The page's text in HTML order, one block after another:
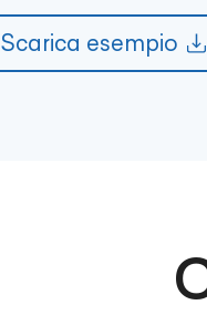
Scarica esempio